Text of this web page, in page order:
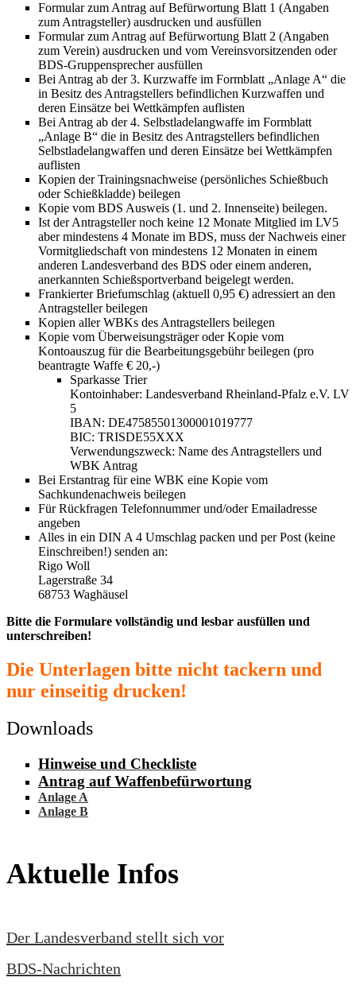
Formular zum Antrag auf Befürwortung Blatt 1 (Angaben
zum Antragsteller) ausdrucken und ausfüllen
Formular zum Antrag auf Befürwortung Blatt 2 (Angaben
zum Verein) ausdrucken und vom Vereinsvorsitzenden oder
BDS-Gruppensprecher ausfüllen
Bei Antrag ab der 3. Kurzwaffe im Formblatt „Anlage A“ die
in Besitz des Antragstellers befindlichen Kurzwaffen und
deren Einsätze bei Wettkämpfen auflisten
Bei Antrag ab der 4. Selbstladelangwaffe im Formblatt
„Anlage B“ die in Besitz des Antragstellers befindlichen
Selbstladelangwaffen und deren Einsätze bei Wettkämpfen
auflisten
Kopien der Trainingsnachweise (persönliches Schießbuch
oder Schießkladde) beilegen
Kopie vom BDS Ausweis (1. und 2. Innenseite) beilegen.
Ist der Antragsteller noch keine 12 Monate Mitglied im LV5
aber mindestens 4 Monate im BDS, muss der Nachweis einer
Vormitgliedschaft von mindestens 12 Monaten in einem
anderen Landesverband des BDS oder einem anderen,
anerkannten Schießsportverband beigelegt werden.
Frankierter Briefumschlag (aktuell 0,95 €) adressiert an den
Antragsteller beilegen
Kopien aller WBKs des Antragstellers beilegen
Kopie vom Überweisungsträger oder Kopie vom
Kontoauszug für die Bearbeitungsgebühr beilegen (pro
beantragte Waffe € 20,-)
Sparkasse Trier
Kontoinhaber: Landesverband Rheinland-Pfalz e.V. LV
5
IBAN: DE47585501300001019777
BIC: TRISDE55XXX
Verwendungszweck: Name des Antragstellers und
WBK Antrag
Bei Erstantrag für eine WBK eine Kopie vom
Sachkundenachweis beilegen
Für Rückfragen Telefonnummer und/oder Emailadresse
angeben
Alles in ein DIN A 4 Umschlag packen und per Post (keine
Einschreiben!) senden an:
Rigo Woll
Lagerstraße 34
68753 Waghäusel
Bitte die Formulare vollständig und lesbar ausfüllen und
unterschreiben!
Die Unterlagen bitte nicht tackern und
nur einseitig drucken!
Downloads
Hinweise und Checkliste
Antrag auf Waffenbefürwortung
Anlage A
Anlage B
Aktuelle Infos
Der Landesverband stellt sich vor
BDS-Nachrichten